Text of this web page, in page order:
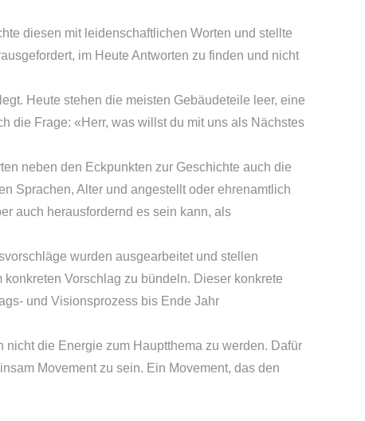
diesen mit leidenschaftlichen Worten und stellte
im Heute Antworten zu finden und nicht
Heute stehen die meisten Gebäudeteile leer, eine
die Frage: «Herr, was willst du mit uns als Nächstes
neben den Eckpunkten zur Geschichte auch die
Sprachen, Alter und angestellt oder ehrenamtlich
auch herausfordernd es sein kann, als
wurden ausgearbeitet und stellen
Vorschlag zu bündeln. Dieser konkrete
und Visionsprozess bis Ende Jahr
die Energie zum Hauptthema zu werden. Dafür
Movement zu sein. Ein Movement, das den